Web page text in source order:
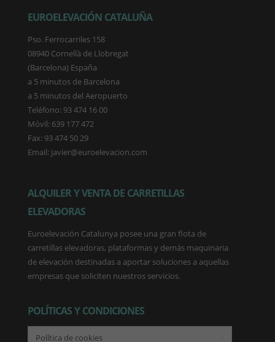
EUROELEVACIÓN CATALUÑA
Pso. Ferrocarriles 158
08940 Cornellà de Llobregat
(Barcelona) España
a 5 minutos de Barcelona
a 5 minutos del Aeropuerto
Teléfono: 93 474 16 00
Móvil: 639 177 472
Fax: 93 474 50 29
Email: javier@euroelevacion.com
ALQUILER Y VENTA DE CARRETILLAS
ELEVADORAS
Euroelevación Catalunya posee una gran flota de
carretillas elevadoras, plataformas y demás maquinaria
de elevación destinadas a aportar soluciones a aquellas
empresas que soliciten nuestros servicios.
POLÍTICAS Y CONDICIONES
Política de cookies